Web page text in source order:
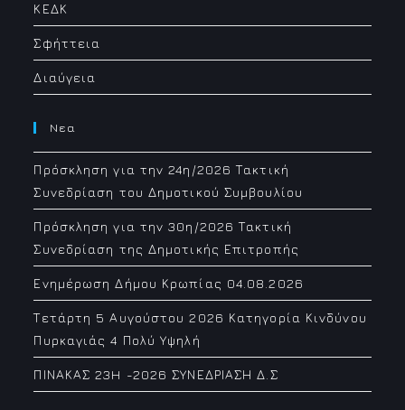
ΚΕΔΚ
Σφήττεια
Διαύγεια
Νεα
Πρόσκληση για την 24η/2026 Τακτική
Συνεδρίαση του Δημοτικού Συμβουλίου
Πρόσκληση για την 30η/2026 Τακτική
Συνεδρίαση της Δημοτικής Επιτροπής
Ενημέρωση Δήμου Κρωπίας 04.08.2026
Τετάρτη 5 Αυγούστου 2026 Κατηγορία Κινδύνου
Πυρκαγιάς 4 Πολύ Υψηλή
ΠΙΝΑΚΑΣ 23H -2026 ΣΥΝΕΔΡΙΑΣΗ Δ.Σ